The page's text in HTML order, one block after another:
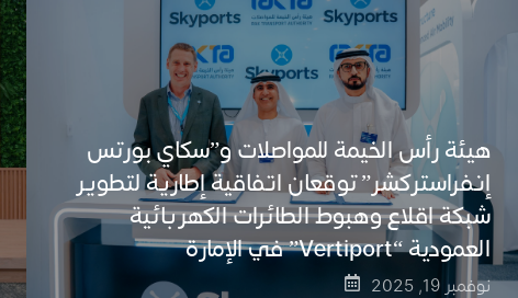
هيئة رأس الخيمة للمواصلات و”سكاي بورتس
إنفراستركشر” توقعان اتفاقية إطارية لتطوير
شبكة اقلاع وهبوط الطائرات الكهربائية
العمودية “Vertiport” في الإمارة
نوفمبر 19, 2025